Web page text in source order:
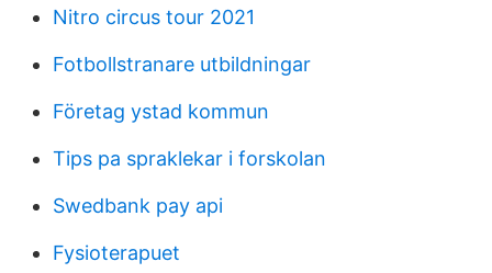
Nitro circus tour 2021
Fotbollstranare utbildningar
Företag ystad kommun
Tips pa spraklekar i forskolan
Swedbank pay api
Fysioterapuet